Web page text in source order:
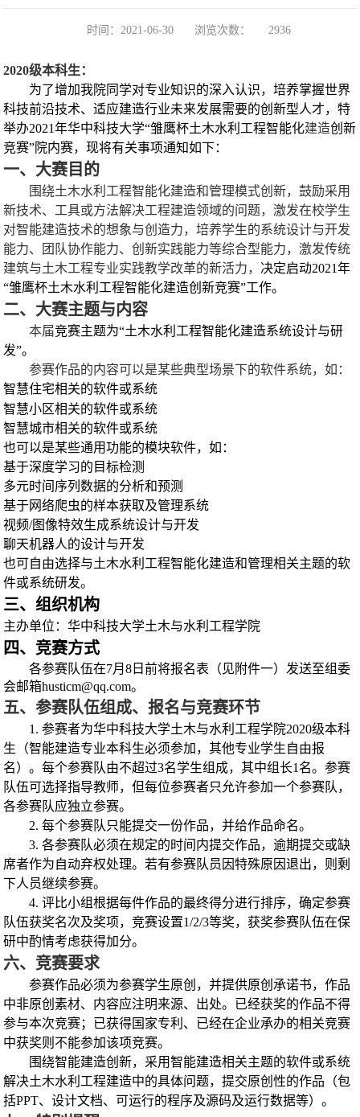
时间：2021-06-30 浏览次数： 2936
2020级本科生：
为了增加我院同学对专业知识的深入认识，培养掌握世界
科技前沿技术、适应建造行业未来发展需要的创新型人才，特
举办2021年华中科技大学“雏鹰杯土木水利工程智能化建造创新
竞赛”院内赛，现将有关事项通知如下：
一、大赛目的
围绕土木水利工程智能化建造和管理模式创新，鼓励采用
新技术、工具或方法解决工程建造领域的问题，激发在校学生
对智能建造技术的想象与创造力，培养学生的系统设计与开发
能力、团队协作能力、创新实践能力等综合型能力，激发传统
建筑与土木工程专业实践教学改革的新活力， 决定启动2021年
“雏鹰杯土木水利工程智能化建造创新竞赛”工作。
二、大赛主题与内容
本届竞赛主题为“土木水利工程智能化建造系统设计与研
发”。
参赛作品的内容可以是某些典型场景下的软件系统，如：
智慧住宅相关的软件或系统
智慧小区相关的软件或系统
智慧城市相关的软件或系统
也可以是某些通用功能的模块软件，如：
基于深度学习的目标检测
多元时间序列数据的分析和预测
基于网络爬虫的样本获取及管理系统
视频/图像特效生成系统设计与开发
聊天机器人的设计与开发
也可自由选择与土木水利工程智能化建造和管理相关主题的软
件或系统研发。
三、组织机构
主办单位：华中科技大学土木与水利工程学院
四、竞赛方式
各参赛队伍在7月8 日前将报名表（见附件一）发送至组委
会邮箱husticm@qq.com。
五、参赛队伍组成、报名与竞赛环节
1.参赛者为华中科技大学土木与水利工程学院2020级本科
生（智能建造专业本科生必须参加，其他专业学生自由报
名）。每个参赛队由不超过3名学生组成，其中组长1 名。参赛
队伍可选择指导教师，但每位参赛者只允许参加一个参赛队，
各参赛队应独立参赛。
2.每个参赛队只能提交一份作品，并给作品命名。
3.各参赛队必须在规定的时间内提交作品，逾期提交或缺
席者作为自动弃权处理。若有参赛队员因特殊原因退出，则剩
下人员继续参赛。
4.评比小组根据每件作品的最终得分进行排序，确定参赛
队伍获奖名次及奖项，竞赛设置1/2/3等奖，获奖参赛队伍在保
研中酌情考虑获得加分。
六、竞赛要求
参赛作品必须为参赛学生原创，并提供原创承诺书，作品
中非原创素材、内容应注明来源、出处。已经获奖的作品不得
参与本次竞赛；已获得国家专利、已经在企业承办的相关竞赛
中获奖则不能参加该项竞赛。
围绕智能建造创新，采用智能建造相关主题的软件或系统
解决土木水利工程建造中的具体问题，提交原创性的作品（包
括PPT、设计文档、可运行的程序及源码及运行数据等）。